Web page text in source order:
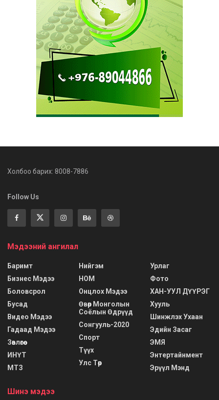
Холбоо барих: 8008-7886
Follow Us
Мэдээний ангилал
Баримт
Бизнес Мэдээ
Боловсрол
Бусад
Видео Мэдээ
Гадаад Мэдээ
Зөвлөгөө
ИНҮТ
МТЗ
Нийгэм
НОМ
Онцлох Мэдээ
Өвөр Монголын
Соёлын Өдрүүд
Сонгууль-2020
Спорт
Түүх
Улс Төр
Урлаг
Фото
ХАН-УУЛ ДҮҮРЭГ
Хууль
Шинжлэх Ухаан
Эдийн Засаг
ЭМЯ
Энтертайнмент
Эрүүл Мэнд
Шинэ мэдээ